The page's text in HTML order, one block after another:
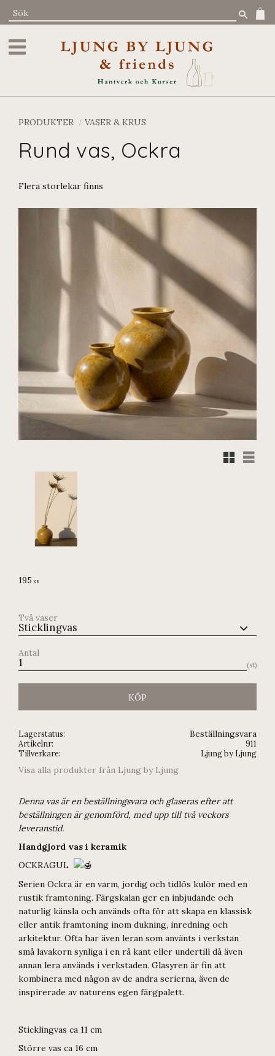
Meny
PRODUKTER VASER & KRUS
Rund vas, Ockra
Flera storlekar finns
Rutnätsvy
Listvy
195 KR
Två vaser
Antal
st
KÖP
Lagerstatus Beställningsvara
Artikelnr
911
Tillverkare
Ljung by Ljung
Visa alla produkter från Ljung by Ljung
Denna vas är en beställningsvara och glaseras efter att
beställningen är genomförd, med upp till två veckors
leveranstid.
Handgjord vas i keramik
OCKRAGUL
Serien Ockra är en varm, jordig och tidlös kulör med en
rustik framtoning. Färgskalan ger en inbjudande och
naturlig känsla och används ofta för att skapa en klassisk
eller antik framtoning inom dukning, inredning och
arkitektur. Ofta har även leran som använts i verkstan
små lavakorn synliga i en rå kant eller undertill då även
annan lera används i verkstaden. Glasyren är fin att
kombinera med någon av de andra serierna, även de
inspirerade av naturens egen färgpalett.
Sticklingvas ca 11 cm
Större vas ca 16 cm